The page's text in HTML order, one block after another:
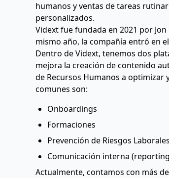
humanos y ventas de tareas
personalizados.
Vidext fue fundada en 2021 por
mismo año, la compañía entró en
Dentro de Vidext, tenemos dos
mejora la creación de contenido
de Recursos Humanos a optimizar
comunes son:
Onboardings
Formaciones
Prevención de Riesgos
Comunicación interna
Actualmente, contamos con más